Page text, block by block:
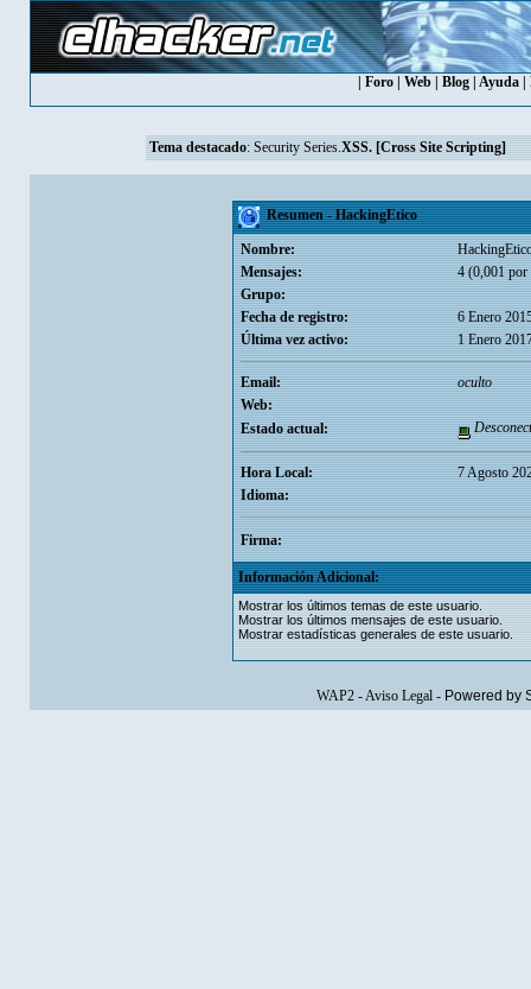
Foro| Web| Blog| Ayuda|
Tema destacado: Security Series.XSS. [Cross Site Scripting]
Resumen - HackingEtico
Nombre:
Mensajes:
4 (0,001 por
Grupo:
Fecha de registro:
6 Enero
Última vez activo:
1 Enero
Email:
oculto
Web:
Estado actual:
Hora Local:
7 Agosto
Idioma:
Firma:
Información Adicional:
Mostrar los últimos temas de este usuario.
Mostrar los últimos mensajes de este usuario.
Mostrar estadísticas generales de este usuario.
WAP2-Aviso Legal- Powered by